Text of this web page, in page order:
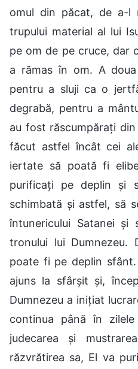
omul din păcat, de a-l
trupului material al lui
pe om de pe cruce, dar
a rămas în om. A
pentru a sluji ca o
degrabă, pentru a
au fost răscumpărați
făcut astfel încât cei
iertate să poată fi
purificați pe deplin și
schimbată și astfel, să
întunericului Satanei și
tronului lui
poate fi pe deplin
ajuns la sfârșit și,
Dumnezeu a inițiat
continua până în
judecarea și
răzvrătirea sa, El va